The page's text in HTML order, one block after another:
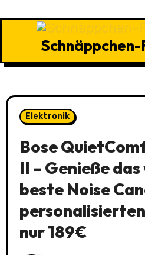
Elektronik
Bose
II – Genieße
beste Noise
nur 189€